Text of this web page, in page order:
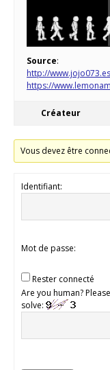
Source:
http://
https://
Créateur
Vous devez être
Identifiant:
Mot de passe:
Rester connecté
Are you human? Please
solve: